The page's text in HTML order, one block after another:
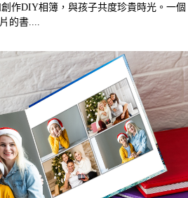
作DIY相簿，與孩子共度珍貴時光。一個
的書....